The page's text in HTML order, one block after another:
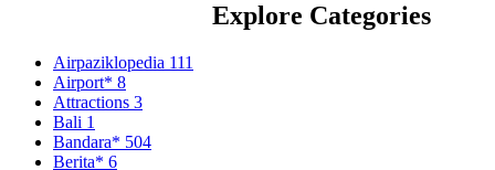
Explore Categories
Airpaziklopedia 111
Airport* 8
Attractions 3
Bali 1
Bandara* 504
Berita* 6